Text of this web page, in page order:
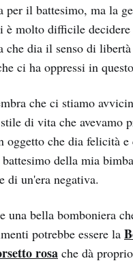
per il battesimo, ma la
è molto difficile decidere
che dia il senso di
ci ha oppressi in
che ci stiamo
di vita che avevamo
oggetto che dia felicità e
della mia
di un'era negativa.
una bella bomboniera
potrebbe essere la
rosa che dà